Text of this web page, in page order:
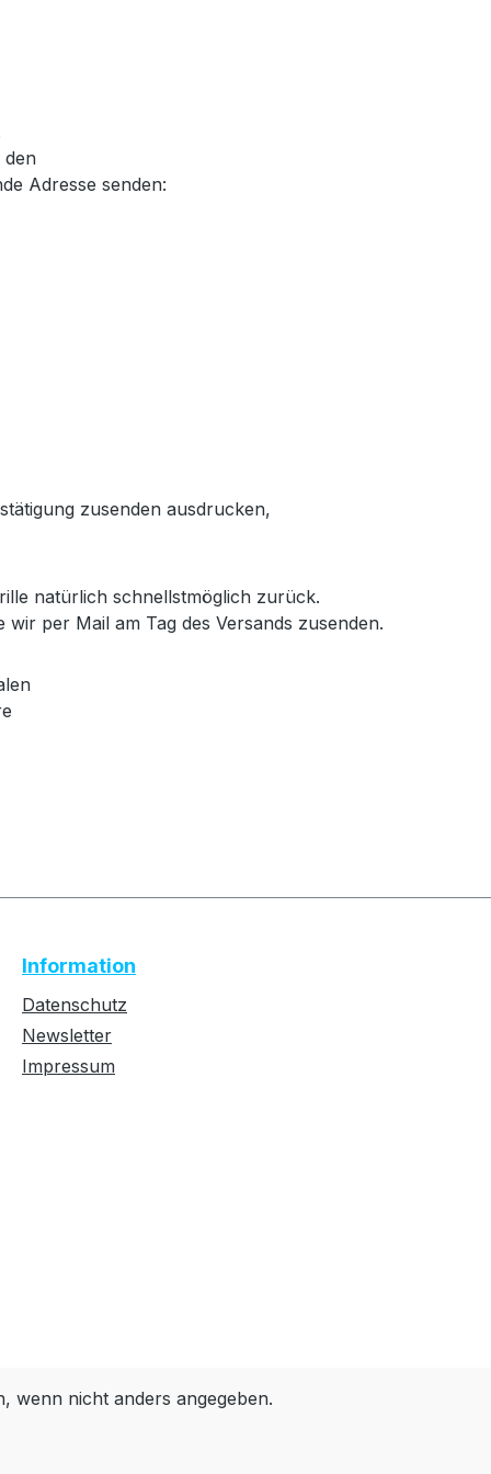
den
Adresse senden:
zusenden ausdrucken,
natürlich schnellstmöglich zurück.
per Mail am Tag des Versands zusenden.
Information
Datenschutz
Newsletter
Impressum
wenn nicht anders angegeben.
Niedrige Sättigung